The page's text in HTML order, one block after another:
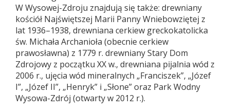
W Wysowej-Zdroju znajdują się także: drewniany
kościół Najświętszej Marii Panny Wniebowziętej z
lat 1936–1938, drewniana cerkiew greckokatolicka
św. Michała Archanioła (obecnie cerkiew
prawosławna) z 1779 r. drewniany Stary Dom
Zdrojowy z początku XX w., drewniana pijalnia wód z
2006 r., ujęcia wód mineralnych „Franciszek”, „Józef
I”, „Józef II”, „Henryk” i „Słone” oraz Park Wodny
Wysowa-Zdrój (otwarty w 2012 r.).